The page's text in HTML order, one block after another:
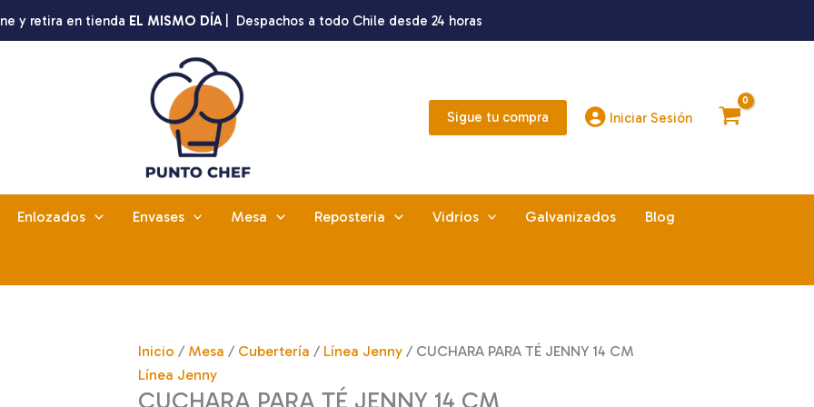
y retira en tienda EL MISMO DÍA | Despachos a todo Chile desde 24 horas
Sigue tu compra Iniciar Sesión
Enlozados Envases Mesa Reposteria Vidrios Galvanizados Blog
Inicio / Mesa / Cubertería / Línea Jenny / CUCHARA PARA TÉ JENNY 14 CM
Línea Jenny
CUCHARA PARA TÉ JENNY 14 CM